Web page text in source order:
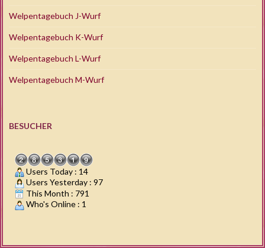
Welpentagebuch J-Wurf
Welpentagebuch K-Wurf
Welpentagebuch L-Wurf
Welpentagebuch M-Wurf
BESUCHER
Users Today : 14
Users Yesterday : 97
This Month : 791
Who's Online : 1